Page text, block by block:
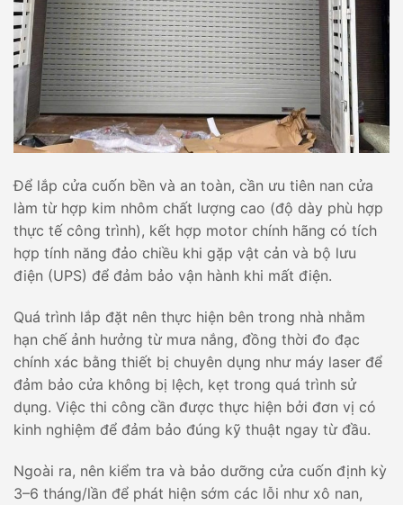
Để lắp cửa cuốn bền và an toàn, cần ưu tiên nan cửa
làm từ hợp kim nhôm chất lượng cao (độ dày phù hợp
thực tế công trình), kết hợp motor chính hãng có tích
hợp tính năng đảo chiều khi gặp vật cản và bộ lưu
điện (UPS) để đảm bảo vận hành khi mất điện.
Quá trình lắp đặt nên thực hiện bên trong nhà nhằm
hạn chế ảnh hưởng từ mưa nắng, đồng thời đo đạc
chính xác bằng thiết bị chuyên dụng như máy laser để
đảm bảo cửa không bị lệch, kẹt trong quá trình sử
dụng. Việc thi công cần được thực hiện bởi đơn vị có
kinh nghiệm để đảm bảo đúng kỹ thuật ngay từ đầu.
Ngoài ra, nên kiểm tra và bảo dưỡng cửa cuốn định kỳ
3–6 tháng/lần để phát hiện sớm các lỗi như xô nan,